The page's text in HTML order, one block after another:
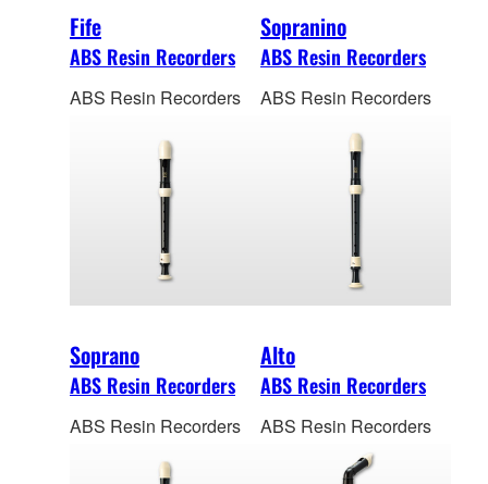
Fife
ABS Resin Recorders
ABS Resin Recorders
Sopranino
ABS Resin Recorders
ABS Resin Recorders
Soprano
ABS Resin Recorders
ABS Resin Recorders
Alto
ABS Resin Recorders
ABS Resin Recorders